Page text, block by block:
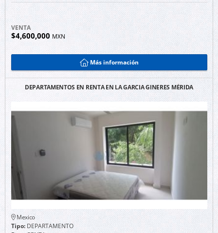
VENTA
$4,600,000 MXN
Más información
DEPARTAMENTOS EN RENTA EN LA GARCIA GINERES MÉRIDA
Mexico
Tipo:DEPARTAMENTO